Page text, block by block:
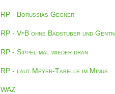
RP - Borussias Gegner
RP - VfB ohne Badstuber und
RP - Sippel mal wieder dran
RP - laut Meyer-Tabelle im Minus
WAZ